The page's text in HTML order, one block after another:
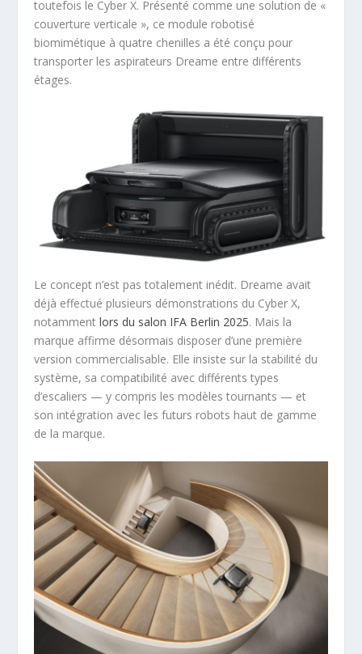
toutefois le Cyber X. Présenté comme une solution de «
couverture verticale », ce module robotisé
biomimétique à quatre chenilles a été conçu pour
transporter les aspirateurs Dreame entre différents
étages.
Le concept n’est pas totalement inédit. Dreame avait
déjà effectué plusieurs démonstrations du Cyber X,
notammentlors du salon IFA Berlin 2025. Mais la
marque affirme désormais disposer d’une première
version commercialisable. Elle insiste sur la stabilité du
système, sa compatibilité avec différents types
d’escaliers — y compris les modèles tournants — et
son intégration avec les futurs robots haut de gamme
de la marque.